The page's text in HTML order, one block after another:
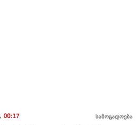
00:17 საზოგადოება